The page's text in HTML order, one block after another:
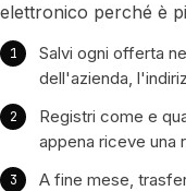
elettronico perché è
Salvi ogni offerta
dell'azienda,
Registri come e
appena riceve una
A fine mese,